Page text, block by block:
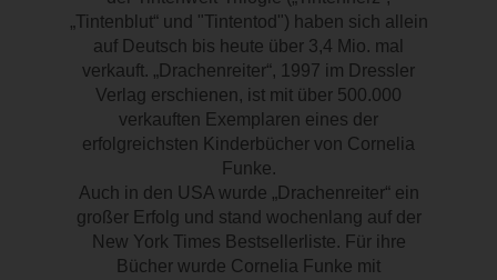
„Tintenblut“ und "Tintentod") haben sich allein
auf Deutsch bis heute über 3,4 Mio. mal
verkauft. „Drachenreiter“, 1997 im Dressler
Verlag erschienen, ist mit über 500.000
verkauften Exemplaren eines der
erfolgreichsten Kinderbücher von Cornelia
Funke.
Auch in den USA wurde „Drachenreiter“ ein
großer Erfolg und stand wochenlang auf der
New York Times Bestsellerliste. Für ihre
Bücher wurde Cornelia Funke mit